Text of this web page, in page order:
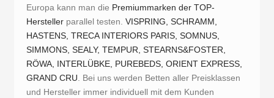
Europa kann man die Premiummarken der TOP-
Hersteller parallel testen.VISPRING, SCHRAMM,
HASTENS, TRECA INTERIORS PARIS, SOMNUS,
SIMMONS, SEALY, TEMPUR, STEARNS&FOSTER,
RÖWA, INTERLÜBKE, PUREBEDS, ORIENT EXPRESS,
GRAND CRU. Bei uns werden Betten aller Preisklassen
und Hersteller immer individuell mit dem Kunden